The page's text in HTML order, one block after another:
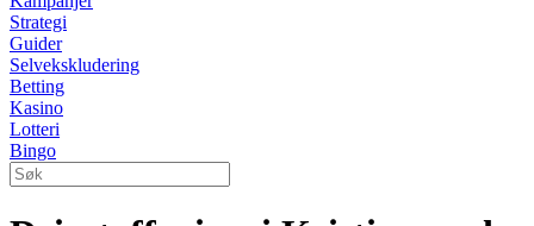
Strategi
Guider
Selvekskludering
Betting
Kasino
Lotteri
Bingo